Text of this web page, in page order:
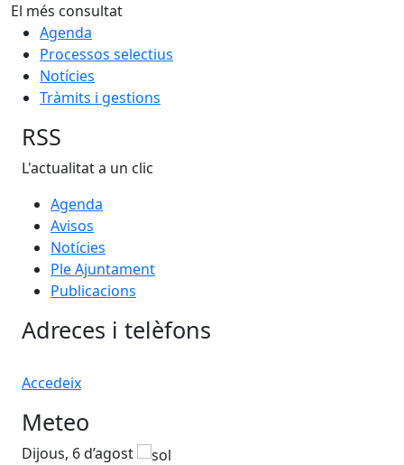
El més consultat
Agenda
Processos selectius
Notícies
Tràmits i gestions
RSS
L'actualitat a un clic
Agenda
Avisos
Notícies
Ple Ajuntament
Publicacions
Adreces i telèfons
Accedeix
Meteo
Dijous, 6 d’agost